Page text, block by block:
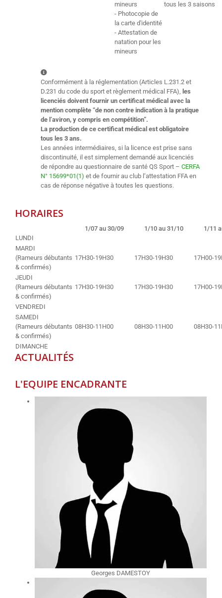
mineurs
- Photocopie de
la carte d'identité
- Attestation de
natation pour les
mineurs
tous les 3 saisons
Conformément à la réglementation (Articles L.231.2 et
D.231 du code du sport et règlement médical FFA), les
licenciés doivent fournir un certificat médical avec la
mention complète “de non contre indication à la pratique
de l’aviron, y compris en compétition”.
La production de ce certificat médical est obligatoire
tous les 3 ans.
Les années intermédiaires, si la licence est prise sans
discontinuité, il est simplement demandé aux licenciés
de répondre au questionnaire de santé QS Sport – CERFA
N° 15699*01(1) et de fournir au club l’attestation FFA en
cas de réponse négative à toutes les questions.
HORAIRES
1/07 au 30/09 1/10 au 31/10
1/11
LUNDI
MARDI
(Rameurs débutants
& confirmés)
17H30-19H30 17H30-19H30 17H00-
JEUDI
(Rameurs débutants
& confirmés)
17H30-19H30 17H30-19H30 17H00-
VENDREDI
SAMEDI
(Rameurs débutants
& confirmés)
08H30-11H00 08H30-11H00 08H30-
DIMANCHE
ACTUALITÉS
L'EQUIPE ENCADRANTE
Georges DAMESTOY